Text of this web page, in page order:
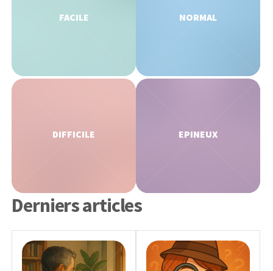
FACILE NORMAL
DIFFICILE EPINEUX
Derniers articles